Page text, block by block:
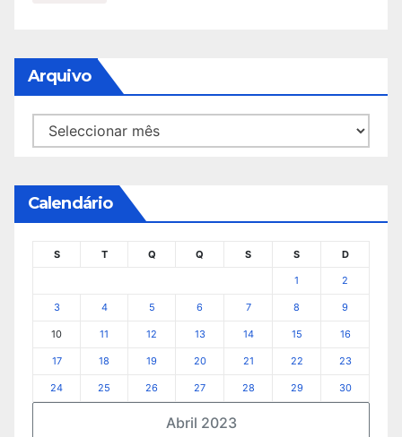
Arquivo
Arquivo
Calendário
Abril 2023
S T Q Q S S D
1 2
3 4 5 6 7 8 9
10 11 12 13 14 15 16
17 18 19 20 21 22 23
24 25 26 27 28 29 30